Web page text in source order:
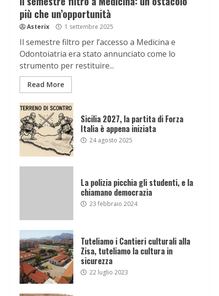
più che un’opportunità
Asterix 1 settembre 2025
Il semestre filtro per l’accesso a Medicina e
Odontoiatria era stato annunciato come lo
strumento per restituire...
Read More
Sicilia 2027, la partita di Forza
Italia è appena iniziata
24 agosto 2025
La polizia picchia gli studenti, e la
chiamano democrazia
23 febbraio 2024
Tuteliamo i Cantieri culturali alla
Zisa, tuteliamo la cultura in
sicurezza
22 luglio 2023